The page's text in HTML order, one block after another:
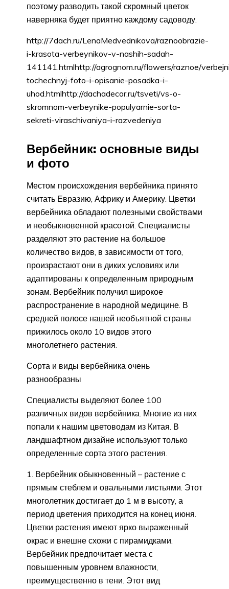
поэтому разводить такой скромный цветок
наверняка будет приятно каждому садоводу.
http://7dach.ru/LenaMedvednikova/raznoobrazie-
i-krasota-verbeynikov-v-nashih-sadah-
141141.htmlhttp://agrognom.ru/flowers/raznoe/
tochechnyj-foto-i-opisanie-posadka-i-
uhod.htmlhttp://dachadecor.ru/tsveti/vs-o-
skromnom-verbeynike-populyarnie-sorta-
sekreti-viraschivaniya-i-razvedeniya
Вербейник: основные виды
и фото
Местом происхождения вербейника принято
считать Евразию, Африку и Америку. Цветки
вербейника обладают полезными свойствами
и необыкновенной красотой. Специалисты
разделяют это растение на большое
количество видов, в зависимости от того,
произрастают они в диких условиях или
адаптированы к определенным природным
зонам. Вербейник получил широкое
распространение в народной медицине. В
средней полосе нашей необъятной страны
прижилось около 10 видов этого
многолетнего растения.
Сорта и виды вербейника очень
разнообразны
Специалисты выделяют более 100
различных видов вербейника. Многие из них
попали к нашим цветоводам из Китая. В
ландшафтном дизайне используют только
определенные сорта этого растения.
Вербейник обыкновенный – растение с
прямым стеблем и овальными листьями. Этот
многолетник достигает до 1 м в высоту, а
период цветения приходится на конец июня.
Цветки растения имеют ярко выраженный
окрас и внешне схожи с пирамидками.
Вербейник предпочитает места с
повышенным уровнем влажности,
преимущественно в тени. Этот вид